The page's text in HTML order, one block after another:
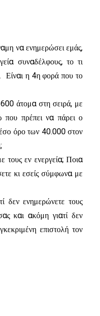
να ενημερώσει εμάς,
συναδέλφους, το τι
Είναι η 4η φορά που το
άτομα στη σειρά, με
πρέπει να πάρει ο
όρο των 40.000 στον
τους εν ενεργεία; Ποια
κι εσείς σύμφωνα με
δεν ενημερώνετε τους
και ακόμη γιατί δεν
επιστολή τον